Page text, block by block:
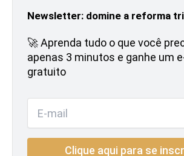
Newsletter: domine a reforma
🚀 Aprenda tudo o que você
apenas 3 minutos e ganhe um
gratuito